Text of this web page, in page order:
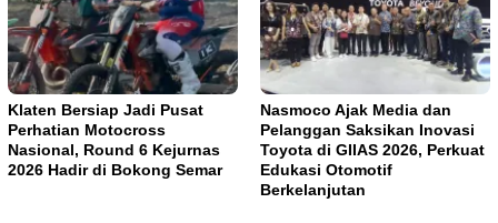
Klaten Bersiap Jadi Pusat
Perhatian Motocross
Nasional, Round 6 Kejurnas
2026 Hadir di Bokong Semar
Nasmoco Ajak Media dan
Pelanggan Saksikan Inovasi
Toyota di GIIAS 2026, Perkuat
Edukasi Otomotif
Berkelanjutan